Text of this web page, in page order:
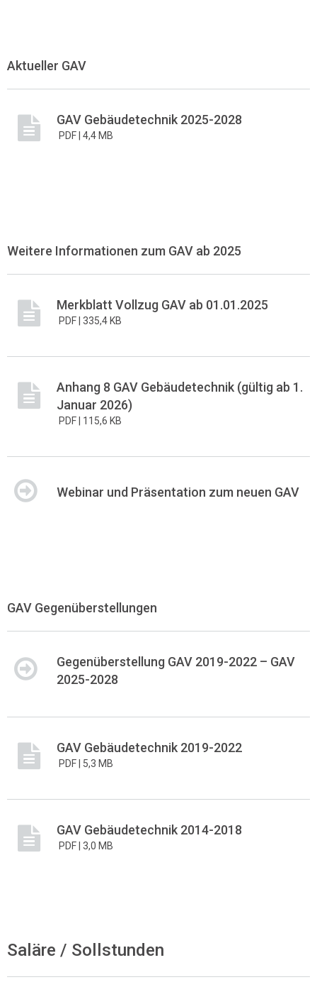
Aktueller GAV
GAV Gebäudetechnik 2025-2028
PDF | 4,4 MB
Weitere Informationen zum GAV ab 2025
Merkblatt Vollzug GAV ab 01.01.2025
PDF | 335,4 KB
Anhang 8 GAV Gebäudetechnik (gültig ab 1.
Januar 2026)
PDF | 115,6 KB
Webinar und Präsentation zum neuen GAV
GAV Gegenüberstellungen
Gegenüberstellung GAV 2019-2022 – GAV
2025-2028
GAV Gebäudetechnik 2019-2022
PDF | 5,3 MB
GAV Gebäudetechnik 2014-2018
PDF | 3,0 MB
Saläre / Sollstunden